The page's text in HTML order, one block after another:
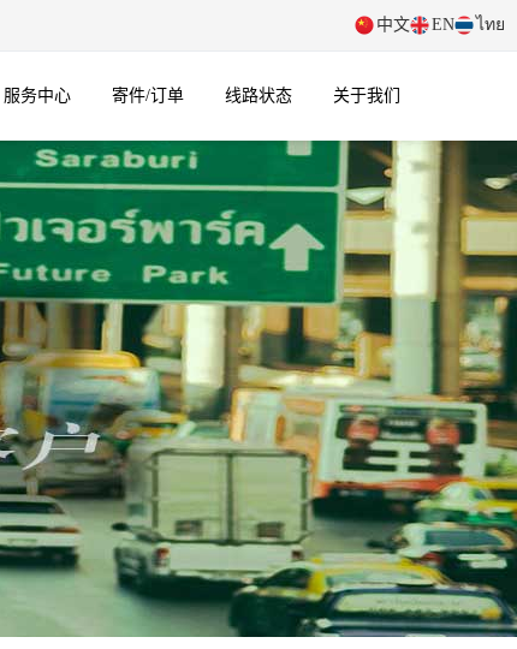
中文 EN ไทย
服务中心 寄件/订单 线路状态 关于我们